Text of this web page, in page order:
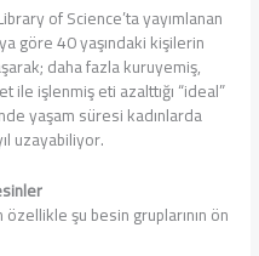
of Science’ta yayımlanan
göre 40 yaşındaki kişilerin
daha fazla kuruyemiş,
ile işlenmiş eti azalttığı “ideal”
yaşam süresi kadınlarda
uzayabiliyor.
şu besin gruplarının ön